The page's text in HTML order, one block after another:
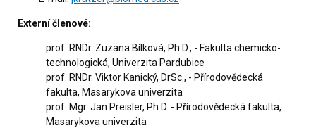
Externí členové:
prof. RNDr. Zuzana Bílková, Ph.D., - Fakulta chemicko-
technologická, Univerzita Pardubice
prof. RNDr. Viktor Kanický, DrSc., - Přírodovědecká
fakulta, Masarykova univerzita
prof. Mgr. Jan Preisler, Ph.D. - Přírodovědecká fakulta,
Masarykova univerzita